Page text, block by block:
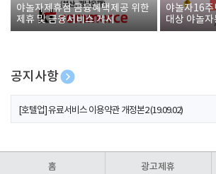
야놀자제휴점 금융혜택제공 위한
제휴 및 금융서비스 게시
야놀자16주
대상 야놀
폰 증정
공지사항
[호텔업] 개인정보 처리방침 개정본1 (19.09.02)
[호텔업] 유료서비스 이용약관 개정본2 (19.09.02)
홈 광고제휴